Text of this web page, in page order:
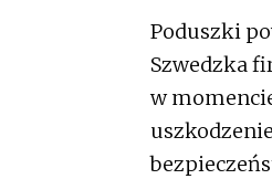
Poduszki
Szwedzka
w